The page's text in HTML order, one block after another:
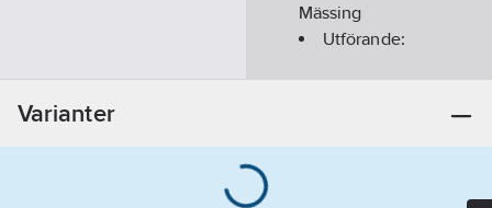
Mässing
Utförande:
Varianter